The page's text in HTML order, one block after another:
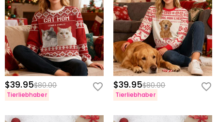
$39.95$80.00
Tierliebhaber
$39.95$80.00
Tierliebhaber